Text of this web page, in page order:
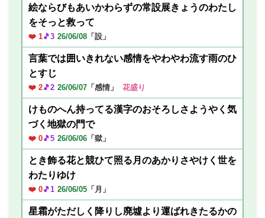
絵ならびもあいかわらずの常設展きょうのわたし
をそっと救って
❤️ 1🎵3 26/06/08 「設」
言葉では囲いきれない感情をやわやわ流す雨のひ
とすじ
❤️ 2🎵2 26/06/07 「感情」 花盛り
けものへん持ってる漢字のおそろしさようやく気
づく地獄の門で
❤️ 0🎵5 26/06/06 「獄」
とき飾る花と競ひて照る月のあかりさやけく世を
わたりゆけ
❤️ 0🎵1 26/06/05 「月」
星霜がただしく降りし廃墟より運ばれきたるかの